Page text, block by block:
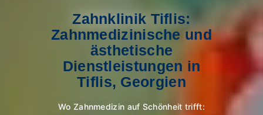
Zahnklinik Tiflis:
Zahnmedizinische und
ästhetische
Dienstleistungen in
Tiflis, Georgien
Wo Zahnmedizin auf Schönheit trifft: